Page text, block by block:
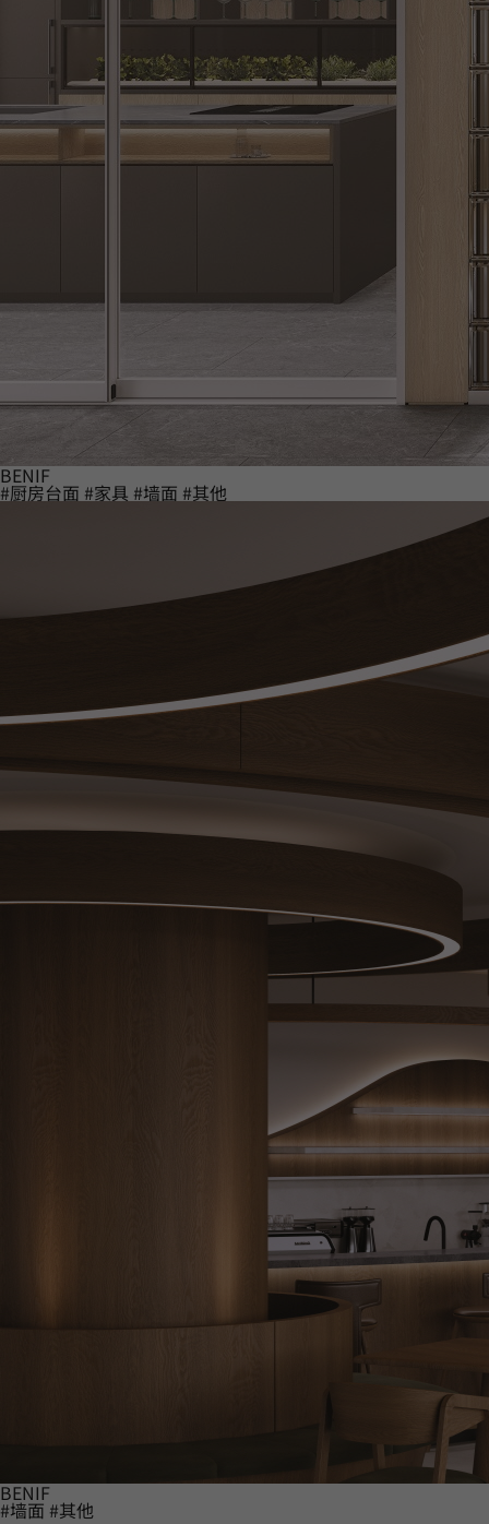
BENIF
#厨房台面 #家具 #墙面 #其他
BENIF
#墙面 #其他